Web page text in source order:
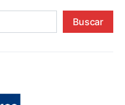
Buscar